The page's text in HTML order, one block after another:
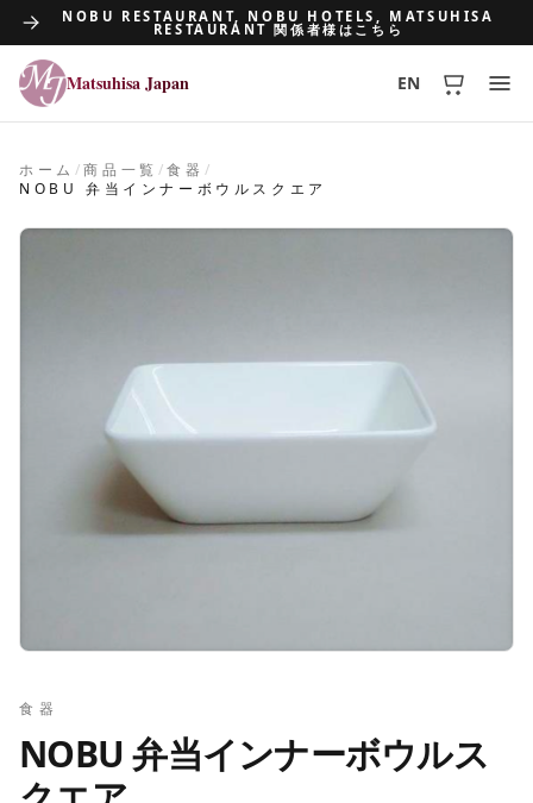
NOBU RESTAURANT, NOBU HOTELS, MATSUHISA
RESTAURANT 関係者様はこちら
Matsuhisa Japan
Matsuhisa Japan EN
ホーム /商品一覧 /食器 /
NOBU 弁当インナーボウルスクエア
食器
NOBU 弁当インナーボウルス